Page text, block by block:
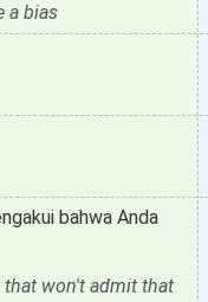
a bias
bahwa Anda
that won't admit that